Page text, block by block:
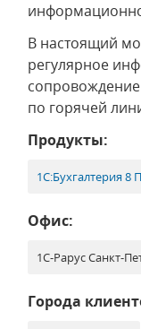
В настоящий
регулярное
сопровождение
по горячей
Продукты:
1С:Бухгалтерия
Офис:
1С-Рарус Санкт-
Города